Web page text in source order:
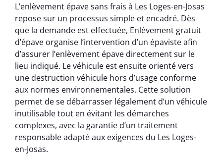
L’enlèvement épave sans frais à Les Loges-en-Josas
repose sur un processus simple et encadré. Dès
que la demande est effectuée, Enlèvement gratuit
d’épave organise l’intervention d’un épaviste afin
d’assurer l’enlèvement épave directement sur le
lieu indiqué. Le véhicule est ensuite orienté vers
une destruction véhicule hors d’usage conforme
aux normes environnementales. Cette solution
permet de se débarrasser légalement d’un véhicule
inutilisable tout en évitant les démarches
complexes, avec la garantie d’un traitement
responsable adapté aux exigences du Les Loges-
en-Josas.